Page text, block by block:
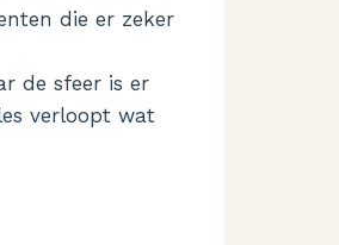
die er zeker
de sfeer is er
verloopt wat